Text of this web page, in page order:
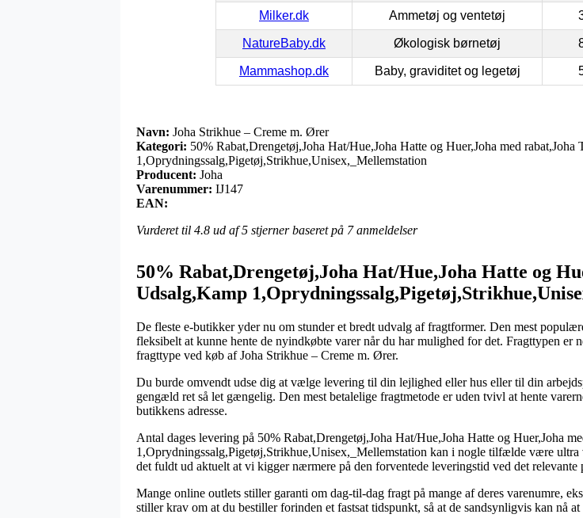
Milker.dk Ammetøj og ventetøj
NatureBaby.dk Økologisk børnetøj
Mammashop.dk Baby, graviditet og legetøj
Navn: Joha Strikhue – Creme m. Ører
Kategori: 50% Rabat,Drengetøj,Joha Hat/Hue,Joha Hatte og Huer,Joha med
1,Oprydningssalg,Pigetøj,Strikhue,Unisex,_Mellemstation
Producent: Joha
Varenummer: IJ147
EAN:
Vurderet til 4.8 ud af 5 stjerner baseret på 7anmeldelser
50% Rabat,Drengetøj,Joha Hat/Hue,Joha Hatte og
Udsalg,Kamp
De fleste e-butikker yder nu om stunder et bredt udvalg af fragtformer. Den mest
fleksibelt at kunne hente de nyindkøbte varer når du har mulighed for det. Fragttypen er
fragttype ved køb af Joha Strikhue – Creme m. Ører.
Du burde omvendt udse dig at vælge levering til din lejlighed eller hus eller til din
gengæld ret så let gængelig. Den mest betalelige fragtmetode er uden tvivl at hente
butikkens adresse.
Antal dages levering på 50% Rabat,Drengetøj,Joha Hat/Hue,Joha Hatte og Huer,Joha
1,Oprydningssalg,Pigetøj,Strikhue,Unisex,_Mellemstation kan i nogle tilfælde være
det fuldt ud aktuelt at vi kigger nærmere på den forventede leveringstid ved det relevante
Mange online outlets stiller garanti om dag-til-dag fragt på mange af deres varenumre,
stiller krav om at du bestiller forinden et fastsat tidspunkt, så at de sandsynligvis kan nå